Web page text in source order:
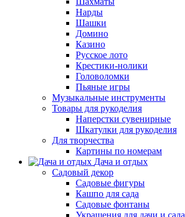
Нарды
Шашки
Домино
Казино
Русское лото
Крестики-нолики
Головоломки
Пьяные игры
Музыкальные инструменты
Товары для рукоделия
Наперстки сувенирные
Шкатулки для рукоделия
Для творчества
Картины по номерам
Дача и отдых
Садовый декор
Садовые фигуры
Кашпо для сада
Садовые фонтаны
Украшения для дачи и сада